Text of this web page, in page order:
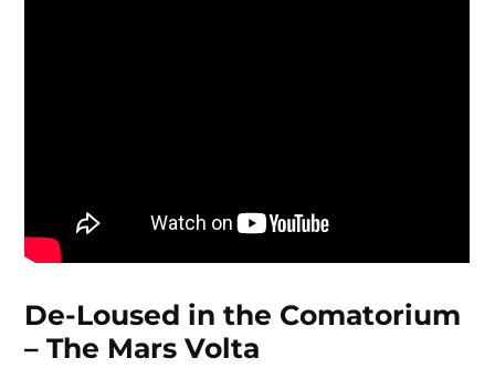
De-Loused in the Comatorium
– The Mars Volta